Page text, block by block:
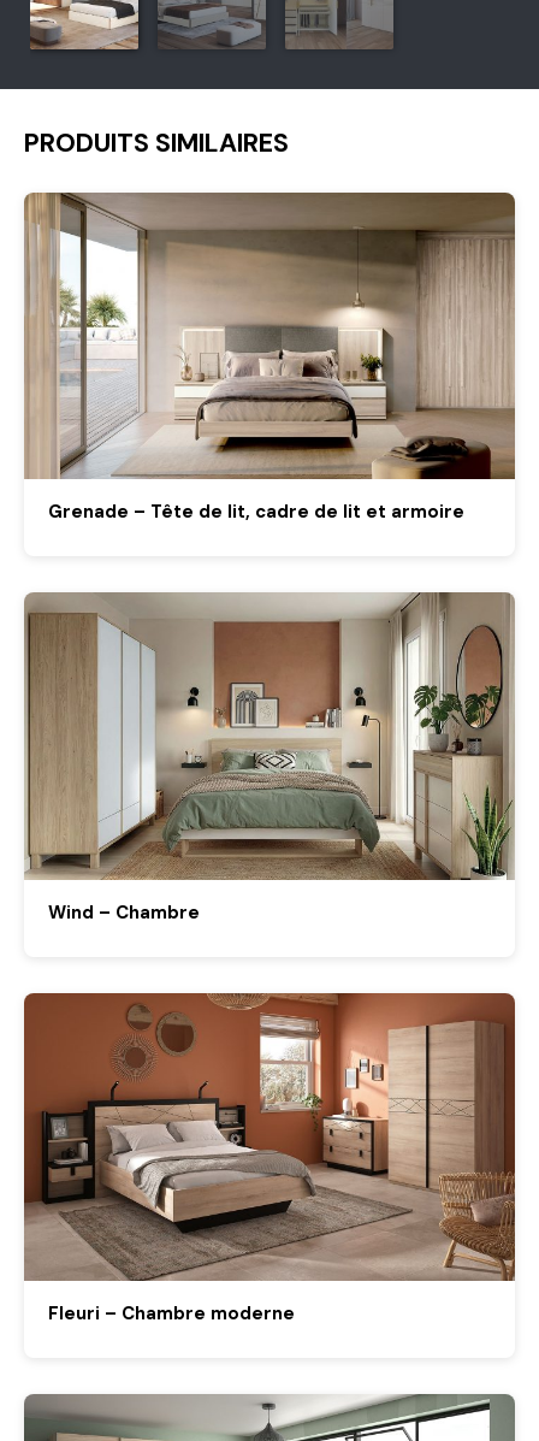
PRODUITS SIMILAIRES
Grenade – Tête de lit, cadre de lit et armoire
Wind – Chambre
Fleuri – Chambre moderne